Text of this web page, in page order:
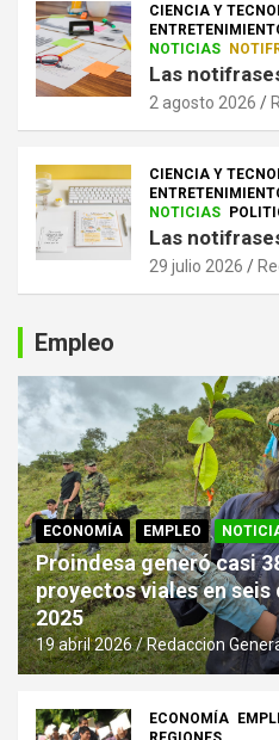
CIENCIA Y
NOTICIAS
Las
2 agosto 2026
CIENCIA Y
NOTICIAS
Las
29 julio 2026
Empleo
ECONOMÍA EMPLEO
Proindesa generó casi
proyectos viales en
2025
19 abril 2026 Redaccion
ECONOMÍA